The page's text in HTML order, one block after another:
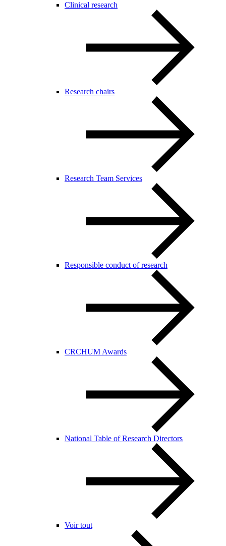
Clinical research
Research chairs
Research Team Services
Responsible conduct of research
CRCHUM Awards
National Table of Research Directors
Voir tout